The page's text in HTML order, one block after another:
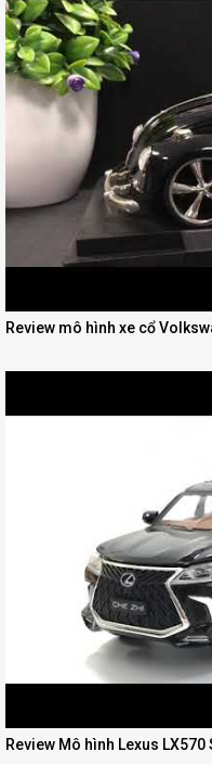
Review mô hình xe cổ
Review Mô hình Lexus